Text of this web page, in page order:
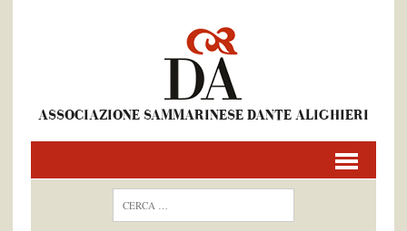
ASSOCIAZIONE SAMMARINESE DANTE ALIGHIERI